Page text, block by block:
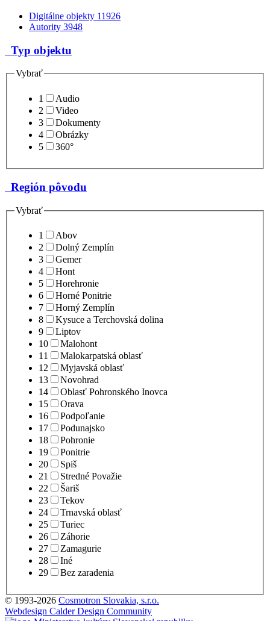
Digitálne objekty 11926
Autority 3948
Typ objektu
Vybrať
1
Audio
2
Video
3
Dokumenty
4
Obrázky
5
360°
Región pôvodu
Vybrať
1
Abov
2
Dolný Zemplín
3
Gemer
4
Hont
5
Horehronie
6
Horné Ponitrie
7
Horný Zemplín
8
Kysuce a Terchovská dolina
9
Liptov
10
Malohont
11
Malokarpatská oblasť
12
Myjavská oblasť
13
Novohrad
14
Oblasť Pohronského Inovca
15
Orava
16
Podpoľanie
17
Podunajsko
18
Pohronie
19
Ponitrie
20
Spiš
21
Stredné Považie
22
Šariš
23
Tekov
24
Trnavská oblasť
25
Turiec
26
Záhorie
27
Zamagurie
28
Iné
29
Bez zaradenia
© 1993-2026 Cosmotron Slovakia, s.r.o.
Webdesign Calder Design Community